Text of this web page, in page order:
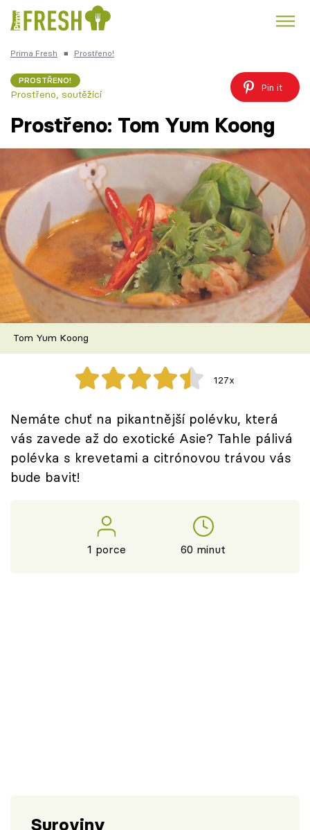
Česká kuchyně
Témata
Recepty
Články
TV Program
Škola vaření
Recepty z TV
Speciál: Cuketa
Těhotnej kuchař
Sledujte prima+
Prima Fresh ■ Prostřeno!
PROSTŘENO!
Prostřeno, soutěžící
Pin it
Prostřeno: Tom Yum Koong
Tom Yum Koong
127x
Nemáte chuť na pikantnější polévku, která
vás zavede až do exotické Asie? Tahle pálivá
polévka s krevetami a citrónovou trávou vás
bude bavit!
1 porce 60 minut
Suroviny